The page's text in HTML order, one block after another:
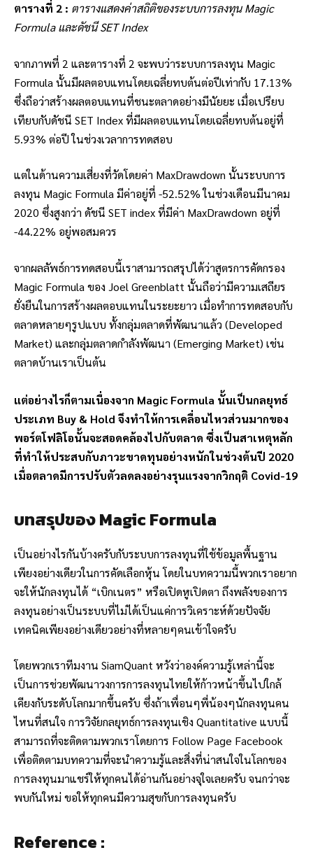
ตารางที่ 2 : ตารางแสดงค่าสถิติของระบบการลงทุน Magic
Formula และดัชนี SET Index
จากภาพที่ 2 และตารางที่ 2 จะพบว่าระบบการลงทุน Magic
Formula นั้นมีผลตอบแทนโดยเฉลี่ยทบต้นต่อปีเท่ากับ 17.13%
ซึ่งถือว่าสร้างผลตอบแทนที่ชนะตลาดอย่างมีนัยยะ เมื่อเปรียบ
เทียบกับดัชนี SET Index ที่มีผลตอบแทนโดยเฉลี่ยทบต้นอยู่ที่
5.93% ต่อปี ในช่วงเวลาการทดสอบ
แต่ในด้านความเสี่ยงที่วัดโดยค่า MaxDrawdown นั้นระบบการ
ลงทุน Magic Formula มีค่าอยู่ที่ -52.52% ในช่วงเดือนมีนาคม
2020 ซึ่งสูงกว่า ดัชนี SET index ที่มีค่า MaxDrawdown อยู่ที่
-44.22% อยู่พอสมควร
จากผลลัพธ์การทดสอบนี้เราสามารถสรุปได้ว่าสูตรการคัดกรอง
Magic Formula ของ Joel Greenblatt นั้นถือว่ามีความเสถียร
ยั่งยืนในการสร้างผลตอบแทนในระยะยาว เมื่อทำการทดสอบกับ
ตลาดหลายๆรูปแบบ ทั้งกลุ่มตลาดที่พัฒนาแล้ว (Developed
Market) และกลุ่มตลาดกำลังพัฒนา (Emerging Market) เช่น
ตลาดบ้านเราเป็นต้น
แต่อย่างไรก็ตามเนื่องจาก Magic Formula นั้นเป็นกลยุทธ์
ประเภท Buy & Hold จึงทำให้การเคลื่อนไหวส่วนมากของ
พอร์ตโฟลิโอนั้นจะสอดคล้องไปกับตลาด ซึ่งเป็นสาเหตุหลัก
ที่ทำให้ประสบกับภาวะขาดทุนอย่างหนักในช่วงต้นปี 2020
เมื่อตลาดมีการปรับตัวลดลงอย่างรุนแรงจากวิกฤติ Covid-19
บทสรุปของ Magic Formula
เป็นอย่างไรกันบ้างครับกับระบบการลงทุนที่ใช้ข้อมูลพื้นฐาน
เพียงอย่างเดียวในการคัดเลือกหุ้น โดยในบทความนี้พวกเราอยาก
จะให้นักลงทุนได้ “เบิกเนตร” หรือเปิดหูเปิดตา ถึงพลังของการ
ลงทุนอย่างเป็นระบบที่ไม่ได้เป็นแค่การวิเคราะห์ด้วยปัจจัย
เทคนิคเพียงอย่างเดียวอย่างที่หลายๆคนเข้าใจครับ
โดยพวกเราทีมงาน SiamQuant หวังว่าองค์ความรู้เหล่านี้จะ
เป็นการช่วยพัฒนาวงการการลงทุนไทยให้ก้าวหน้าขึ้นไปใกล้
เคียงกับระดับโลกมากขึ้นครับ ซึ่งถ้าเพื่อนๆพี่น้องๆนักลงทุนคน
ไหนที่สนใจ การวิจัยกลยุทธ์การลงทุนเชิง Quantitative แบบนี้
สามารถที่จะติดตามพวกเราโดยการ Follow Page Facebook
เพื่อติดตามบทความที่จะนำความรู้และสิ่งที่น่าสนใจในโลกของ
การลงทุนมาแชร์ให้ทุกคนได้อ่านกันอย่างจุใจเลยครับ จนกว่าจะ
พบกันใหม่ ขอให้ทุกคนมีความสุขกับการลงทุนครับ
Reference :